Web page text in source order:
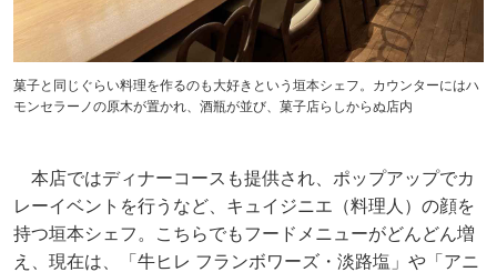
菓子と同じぐらい料理を作るのも大好きという垣本シェフ。カウンターにはハ
モンセラーノの原木が置かれ、酒瓶が並び、菓子店らしからぬ店内
本店ではディナーコースも提供され、ポップアップでカ
レーイベントを行うなど、キュイジニエ（料理人）の顔を
持つ垣本シェフ。こちらでもフードメニューがどんどん増
え、現在は、「牛ヒレ フランボワーズ・淡路塩」や「アニ